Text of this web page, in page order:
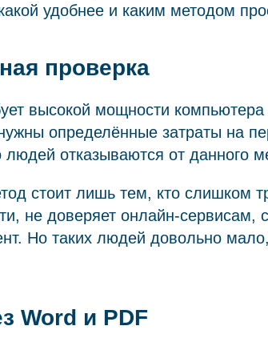
удобнее и каким методом
проверка
высокой мощности
определённые затраты на
отказываются от данного
стоит лишь тем, кто слишком
не доверяет онлайн-сервисам,
Но таких людей довольно
Word и PDF